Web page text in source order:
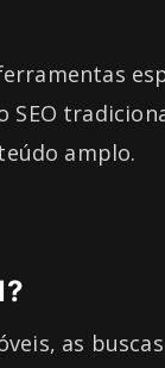
amplo.
as